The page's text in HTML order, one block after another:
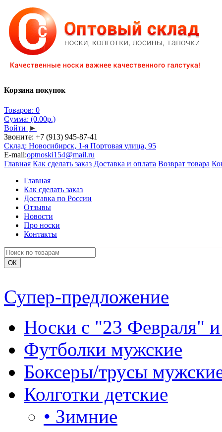
Корзина покупок
Товаров: 0
Сумма: (0.00р.)
Войти ►
Звоните: +7 (913) 945-87-41
Склад: Новосибирск, 1-я Портовая улица, 95
E-mail:optnoski154@mail.ru
Главная Как сделать заказ Доставка и оплата Возврат товара
Главная
Как сделать заказ
Доставка по России
Отзывы
Новости
Про носки
Контакты
Супер-предложение
Носки с "23 Февраля"
Футболки мужские
Боксеры/трусы
Колготки детские
• Зимние